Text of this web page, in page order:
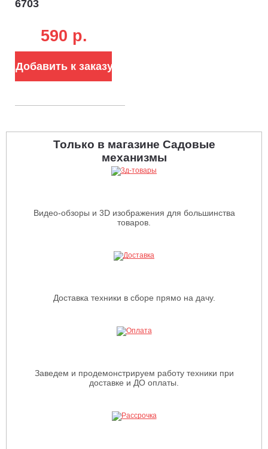
6703
590 p.
Добавить к заказу
Только в магазине Садовые
механизмы
Видео-обзоры и 3D изображения для большинства
товаров.
Доставка техники в сборе прямо на дачу.
Заведем и продемонстрируем работу техники при
доставке и ДО оплаты.